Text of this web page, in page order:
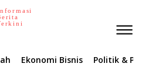
Ekonomi Bisnis Politik &